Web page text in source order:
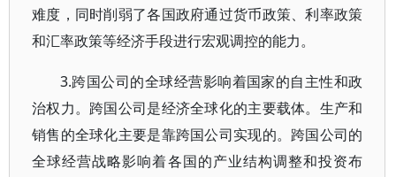
难度，同时削弱了各国政府通过货币政策、利率政策
和汇率政策等经济手段进行宏观调控的能力。
3.跨国公司的全球经营影响着国家的自主性和政
治权力。跨国公司是经济全球化的主要载体。生产和
销售的全球化主要是靠跨国公司实现的。跨国公司的
全球经营战略影响着各国的产业结构调整和投资布